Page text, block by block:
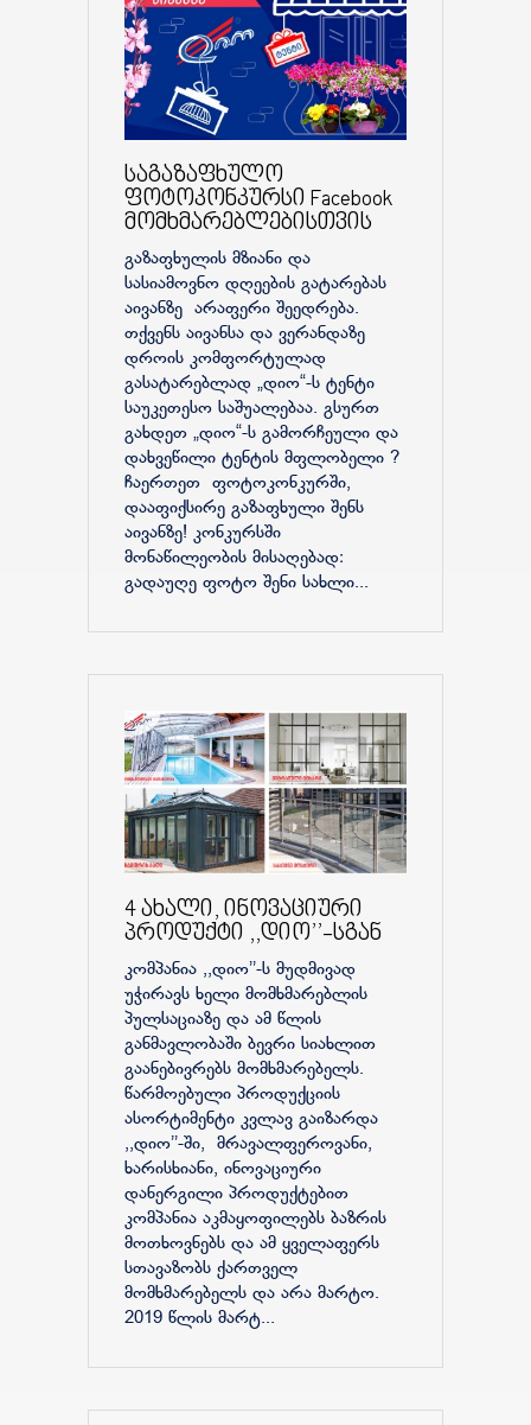
საგაზაფხულო
ფოტოკონკურსი Facebook
მომხმარებლებისთვის
გაზაფხულის მზიანი და
სასიამოვნო დღეების გატარებას
აივანზე არაფერი შეედრება.
თქვენს აივანსა და ვერანდაზე
დროის კომფორტულად
გასატარებლად „დიო“-ს ტენტი
საუკეთესო საშუალებაა. გსურთ
გახდეთ „დიო“-ს გამორჩეული და
დახვეწილი ტენტის მფლობელი ?
ჩაერთეთ ფოტოკონკურში,
დააფიქსირე გაზაფხული შენს
აივანზე! კონკურსში
მონაწილეობის მისაღებად:
გადაუღე ფოტო შენი სახლი...
4 ახალი, ინოვაციური
პროდუქტი ,,დიო’’-სგან
კომპანია ,,დიო’’-ს მუდმივად
უჭირავს ხელი მომხმარებლის
პულსაციაზე და ამ წლის
განმავლობაში ბევრი სიახლით
გაანებივრებს მომხმარებელს.
წარმოებული პროდუქციის
ასორტიმენტი კვლავ გაიზარდა
,,დიო’’-ში, მრავალფეროვანი,
ხარისხიანი, ინოვაციური
დანერგილი პროდუქტებით
კომპანია აკმაყოფილებს ბაზრის
მოთხოვნებს და ამ ყველაფერს
სთავაზობს ქართველ
მომხმარებელს და არა მარტო.
2019 წლის მარტ...